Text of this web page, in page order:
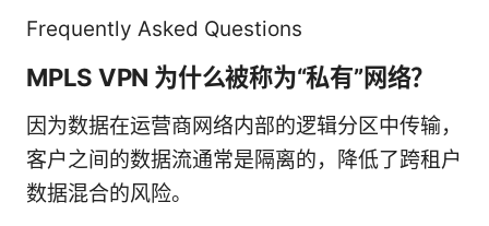
Frequently Asked Questions
MPLS VPN 为什么被称为“私有”网络？
因为数据在运营商网络内部的逻辑分区中传输，
客户之间的数据流通常是隔离的，降低了跨租户
数据混合的风险。